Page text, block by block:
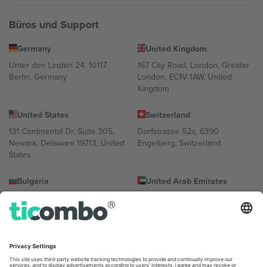
Büros und Support
Germany
Unter den Linden 24, 10117
Berlin, Germany
United Kingdom
167 City Road, London, Greater
London, EC1V 1AW, United
Kingdom
United States
131 Continental Dr, Suite 305,
Newark, Delaware 19713, United
States
Switzerland
Dorfstrasse 52a, 6390
Engelberg, Switzerland
Bulgaria
Totleben 53-55, 1606 Sofia,
Bulgaria
United Arab Emirates
Building A1, Office 302, Dubai,
Mexico
Av Chapultepec 360, Roma